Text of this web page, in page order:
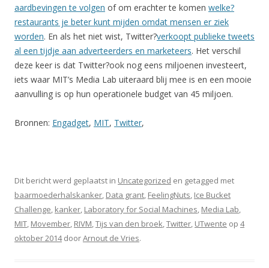
aardbevingen te volgen of om erachter te komen welke?
restaurants je beter kunt mijden omdat mensen er ziek
worden. En als het niet wist, Twitter?verkoopt publieke tweets
al een tijdje aan adverteerders en marketeers. Het verschil
deze keer is dat Twitter?ook nog eens miljoenen investeert,
iets waar MIT’s Media Lab uiteraard blij mee is en een mooie
aanvulling is op hun operationele budget van 45 miljoen.
Bronnen: Engadget, MIT, Twitter,
Dit bericht werd geplaatst in Uncategorized en getagged met
baarmoederhalskanker, Data grant, FeelingNuts, Ice Bucket
Challenge, kanker, Laboratory for Social Machines, Media Lab,
MIT, Movember, RIVM,Tijs van den broek,Twitter, UTwente op 4
oktober 2014doorArnout de Vries.